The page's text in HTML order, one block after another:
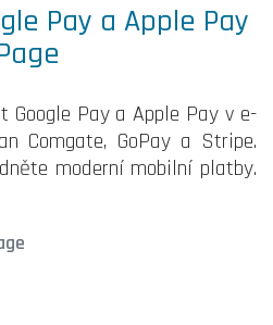
Pay a Apple Pay
Google Pay a Apple Pay v e-
Comgate, GoPay a Stripe.
moderní mobilní platby.